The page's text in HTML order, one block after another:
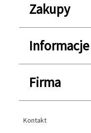
Zakupy
Informacje
Firma
Kontakt
Kontakt